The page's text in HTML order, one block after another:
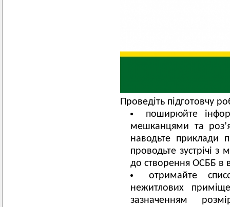
Проведіть підготовчу
поширюйте
мешканцями та
наводьте приклади
проводьте зустрічі
до створення ОСББ в
отримайте
нежитлових
зазначенням